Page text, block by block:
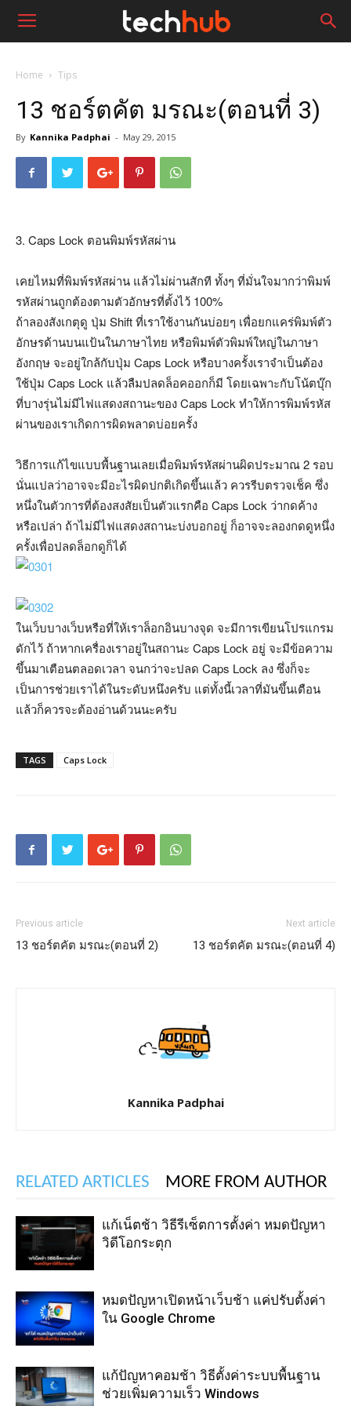
Home Tips
13 ชอร์ตคัต มรณะ(ตอนที่ 3)
By Kannika Padphai - May 29, 2015
3. Caps Lock ตอนพิมพ์รหัสผ่าน
เคยไหมที่พิมพ์รหัสผ่าน แล้วไม่ผ่านสักที ทั้งๆ ที่มั่นใจมากว่าพิมพ์
รหัสผ่านถูกต้องตามตัวอักษรที่ตั้งไว้ 100%
ถ้าลองสังเกตุดู ปุ่ม Shift ที่เราใช้งานกันบ่อยๆ เพื่อยกแคร่พิมพ์ตัว
อักษรด้านบนแป้นในภาษาไทย หรือพิมพ์ตัวพิมพ์ใหญ่ในภาษา
อังกฤษ จะอยู่ใกล้กับปุ่ม Caps Lock หรือบางครั้งเราจำเป็นต้อง
ใช้ปุ่ม Caps Lock แล้วลืมปลดล็อคออกก็มี โดยเฉพาะกับโน้ตบุ๊ก
ที่บางรุ่นไม่มีไฟแสดงสถานะของ Caps Lock ทำให้การพิมพ์รหัส
ผ่านของเราเกิดการผิดพลาดบ่อยครั้ง
วิธีการแก้ไขแบบพื้นฐานเลยเมื่อพิมพ์รหัสผ่านผิดประมาณ 2 รอบ
นั่นแปลว่าอาจจะมีอะไรผิดปกติเกิดขึ้นแล้ว ควรรีบตรวจเช็ค ซึ่ง
หนึ่งในตัวการที่ต้องสงสัยเป็นตัวแรกคือ Caps Lock ว่ากดค้าง
หรือเปล่า ถ้าไม่มีไฟแสดงสถานะบ่งบอกอยู่ ก็อาจจะลองกดดูหนึ่ง
ครั้งเพื่อปลดล็อกดูก็ได้
ในเว็บบางเว็บหรือที่ให้เราล็อกอินบางจุด จะมีการเขียนโปรแกรม
ดักไว้ ถ้าหากเครื่องเราอยู่ในสถานะ Caps Lock อยู่ จะมีข้อความ
ขึ้นมาเตือนตลอดเวลา จนกว่าจะปลด Caps Lock ลง ซึ่งก็จะ
เป็นการช่วยเราได้ในระดับหนึงครับ แต่ทั้งนี้เวลาที่มันขึ้นเตือน
แล้วก็ควรจะต้องอ่านด้วนนะครับ
TAGS Caps Lock
Previous article
13 ชอร์ตคัต มรณะ(ตอนที่ 2)
Next article
13 ชอร์ตคัต มรณะ(ตอนที่ 4)
Kannika Padphai
RELATED ARTICLES MORE FROM AUTHOR
แก้เน็ตช้า วิธีรีเซ็ตการตั้งค่า หมดปัญหา
วิดีโอกระตุก
หมดปัญหาเปิดหน้าเว็บช้า แค่ปรับตั้งค่า
ใน Google Chrome
แก้ปัญหาคอมช้า วิธีตั้งค่าระบบพื้นฐาน
ช่วยเพิ่มความเร็ว Windows